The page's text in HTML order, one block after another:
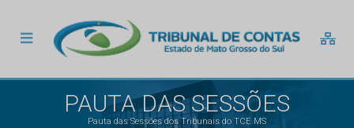
PAUTA DAS SESSÕES
Pauta das Sessões dos Tribunais do TCE MS